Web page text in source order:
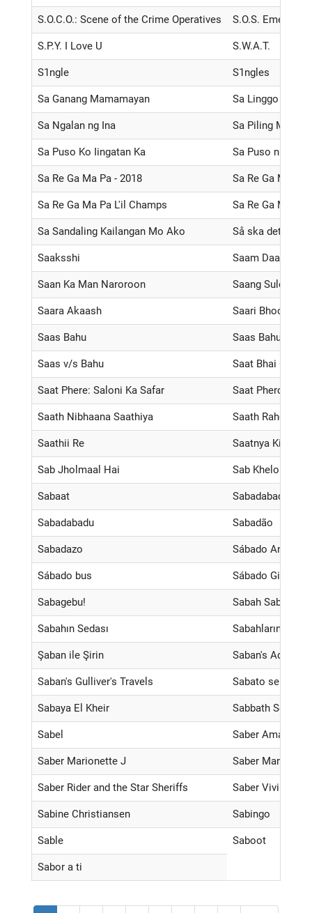
S.O.C.O.: Scene of the Crime Operatives S.O.S.
S.P.Y. I Love U S.W.A.T.
S1ngle S1ngles
Sa Ganang Mamamayan Sa Linggo nAPO
Sa Ngalan ng Ina Sa Piling Mo
Sa Puso Ko Iingatan Ka Sa Puso ni Dok
Sa Re Ga Ma Pa - 2018 Sa Re Ga Ma
Sa Re Ga Ma Pa L'il Champs Sa Re Ga Ma Pa
Sa Sandaling Kailangan Mo Ako Så ska det låta
Saaksshi Saam Daam
Saan Ka Man Naroroon Saang Sulok ng
Saara Akaash Saari Bhool
Saas Bahu Saas Bahu Aur
Saas v/s Bahu Saat Bhai
Saat Phere: Saloni Ka Safar Saat Phero Ki
Saath Nibhaana Saathiya Saath Rahega
Saathii Re Saatnya Kita
Sab Jholmaal Hai Sab Khelo Sab
Sabaat Sabadabada
Sabadabadu Sabadão
Sabadazo Sábado Animado
Sábado bus Sábado Gigante
Sabagebu! Sabah Sabah
Sabahın Sedası Sabahların
Şaban ile Şirin Saban's
Saban's Gulliver's Travels Sabato sera
Sabaya El Kheir Sabbath School
Sabel Saber Amar
Saber Marionette J Saber
Saber Rider and the Star Sheriffs Saber Vivir
Sabine Christiansen Sabingo
Sable Saboot
Sabor a ti